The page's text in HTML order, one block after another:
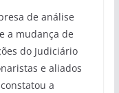
de análise
a mudança de
do Judiciário
e aliados
a